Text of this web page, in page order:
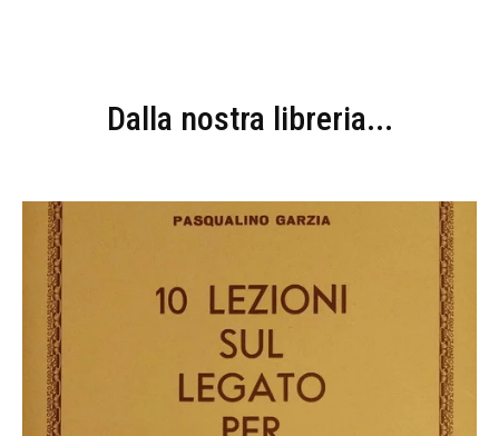
Dalla nostra libreria...